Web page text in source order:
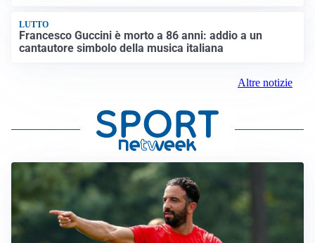
LUTTO
Francesco Guccini è morto a 86 anni: addio a un
cantautore simbolo della musica italiana
Altre notizie